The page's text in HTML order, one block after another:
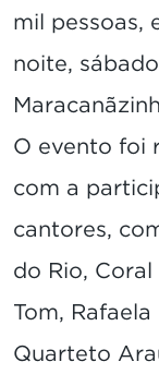
mil pessoas,
noite,
O evento foi
com a
cantores,
do Rio,
Tom,
Quarteto